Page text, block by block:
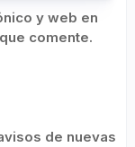
y web en
comente.
de nuevas